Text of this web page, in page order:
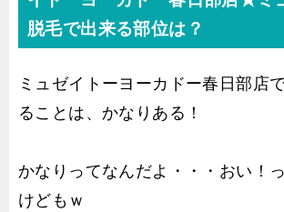
脱毛で出来る部位は？
ミュゼイトーヨーカドー春日部店
ることは、かなりある！
かなりってなんだよ・・・おい！
けどもｗ